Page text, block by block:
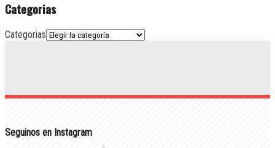
Categorias
Categorias
Seguinos en Instagram